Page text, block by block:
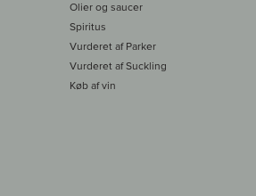
Olier og saucer
Spiritus
Vurderet af Parker
Vurderet af Suckling
Køb af vin